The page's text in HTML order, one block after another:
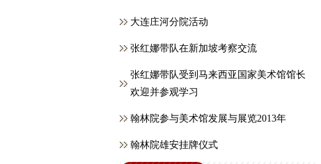
大连庄河分院活动
张红娜带队在新加坡考察交流
张红娜带队受到马来西亚国家美术馆馆长
欢迎并参观学习
翰林院参与美术馆发展与展览2013年
翰林院雄安挂牌仪式